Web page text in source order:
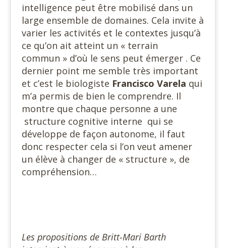
intelligence peut être mobilisé dans un
large ensemble de domaines. Cela invite à
varier les activités et le contextes jusqu’à
ce qu’on ait atteint un « terrain
commun » d’où le sens peut émerger . Ce
dernier point me semble très important
et c’est le biologiste Francisco Varela qui
m’a permis de bien le comprendre. Il
montre que chaque personne a une
structure cognitive interne qui se
développe de façon autonome, il faut
donc respecter cela si l’on veut amener
un élève à changer de « structure », de
compréhension…
Les propositions de Britt-Mari Barth